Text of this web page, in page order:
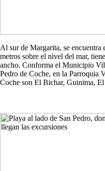
Al sur de Margarita, se encuentra
metros sobre el nivel del mar,
ancho. Conforma el Municipio
Pedro de Coche, en la Parroquia
Coche son El Bichar, Guinima,